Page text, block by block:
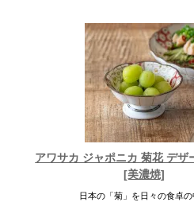
アワサカ ジャポニカ 菊花 デザ
[美濃焼]
日本の「菊」を日々の食卓の